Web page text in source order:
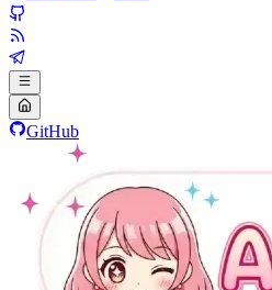
GitHub